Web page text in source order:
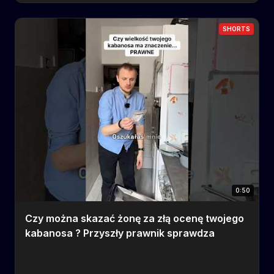
0:50
SHORTS
Czy można skazać żonę za złą ocenę twojego
kabanosa ? Przyszły prawnik sprawdza